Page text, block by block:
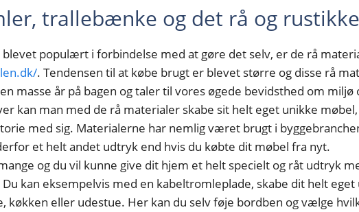
trallebænke og det rå og rustikke
populært i forbindelse med at gøre det selv, er de rå
. Tendensen til at købe brugt er blevet større og disse rå
masse år på bagen og taler til vores øgede bevidsthed om miljø
kan man med de rå materialer skabe sit helt eget unikke
med sig. Materialerne har nemlig været brugt i
et helt andet udtryk end hvis du købte dit møbel fra nyt.
og du vil kunne give dit hjem et helt specielt og råt udtryk
kan eksempelvis med en kabeltromleplade, skabe dit helt eget
køkken eller udestue. Her kan du selv føje bordben og vælge